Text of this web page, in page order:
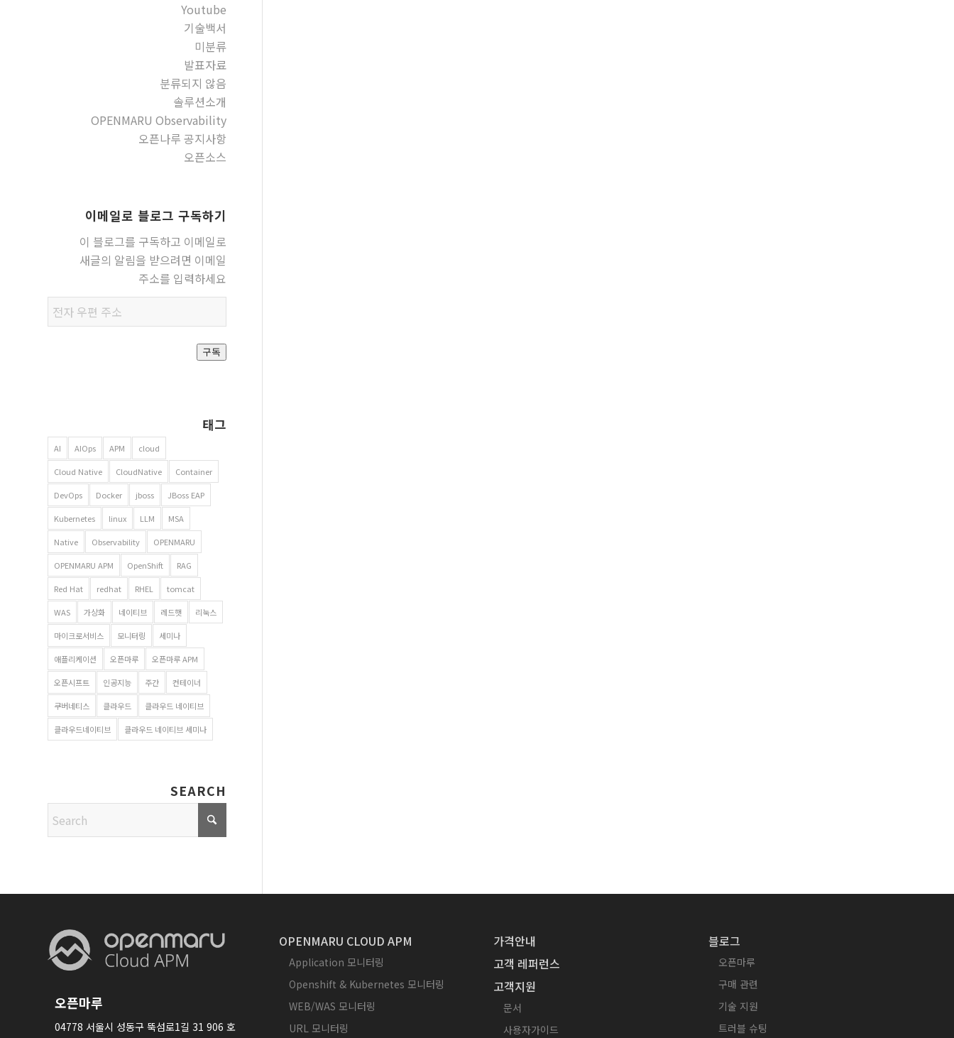
Youtube
기술백서
미분류
발표자료
분류되지 않음
솔루션소개
OPENMARU Observability
오픈나루 공지사항
오픈소스
이메일로 블로그 구독하기
이 블로그를 구독하고 이메일로
새글의 알림을 받으려면 이메일
주소를 입력하세요
우편
주소
구독
태그
AI AIOps APM cloud
Cloud Native CloudNative Container
DevOps Docker jboss JBoss EAP
Kubernetes linux LLM MSA
Native Observability OPENMARU
OPENMARU APM OpenShift RAG
Red Hat redhat RHEL tomcat
WAS 가상화 네이티브 레드햇 리눅스
마이크로서비스 모니터링 세미나
애플리케이션 오픈마루 오픈마루 APM
오픈시프트 인공지능 주간 컨테이너
쿠버네티스 클라우드 클라우드 네이티브
클라우드네이티브 클라우드 네이티브 세미나
SEARCH
오픈마루
04778 서울시 성동구 뚝섬로1길 31 906 호
OPENMARU CLOUD APM
Application 모니터링
Openshift & Kubernetes 모니터링
WEB/WAS 모니터링
URL 모니터링
가격안내
고객 레퍼런스
고객지원
문서
사용자가이드
블로그
오픈마루
구매 관련
기술 지원
트러블 슈팅